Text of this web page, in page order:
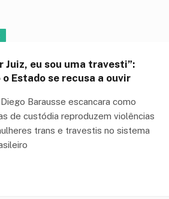
Juiz, eu sou uma travesti”:
o Estado se recusa a ouvir
Barausse escancara como
de custódia reproduzem violências
trans e travestis no sistema